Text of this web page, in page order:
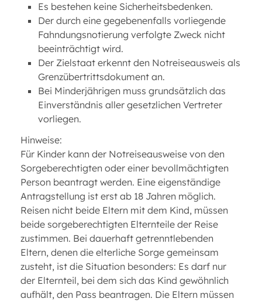
Es bestehen keine Sicherheitsbedenken.
Der durch eine gegebenenfalls vorliegende
Fahndungsnotierung verfolgte Zweck nicht
beeinträchtigt wird.
Der Zielstaat erkennt den Notreiseausweis als
Grenzübertrittsdokument an.
Bei Minderjährigen muss grundsätzlich das
Einverständnis aller gesetzlichen Vertreter
vorliegen.
Hinweise:
Für Kinder kann der Notreiseausweise von den
Sorgeberechtigten oder einer bevollmächtigten
Person beantragt werden. Eine eigenständige
Antragstellung ist erst ab 18 Jahren möglich.
Reisen nicht beide Eltern mit dem Kind, müssen
beide sorgeberechtigten Elternteile der Reise
zustimmen. Bei dauerhaft getrenntlebenden
Eltern, denen die elterliche Sorge gemeinsam
zusteht, ist die Situation besonders: Es darf nur
der Elternteil, bei dem sich das Kind gewöhnlich
aufhält, den Pass beantragen. Die Eltern müssen